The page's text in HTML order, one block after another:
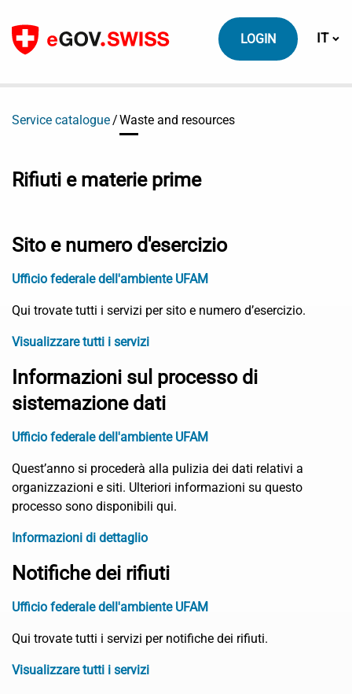
Contenuto
LOGIN IT
Service catalogue Waste and resources
Rifiuti e materie prime
Sito e numero d'esercizio
Ufficio federale dell'ambiente UFAM
Qui trovate tutti i servizi per sito e numero d’esercizio.
Visualizzare tutti i servizi
Informazioni sul processo di
sistemazione dati
Ufficio federale dell'ambiente UFAM
Quest’anno si procederà alla pulizia dei dati relativi a
organizzazioni e siti. Ulteriori informazioni su questo
processo sono disponibili qui.
Informazioni di dettaglio
Notifiche dei rifiuti
Ufficio federale dell'ambiente UFAM
Qui trovate tutti i servizi per notifiche dei rifiuti.
Visualizzare tutti i servizi